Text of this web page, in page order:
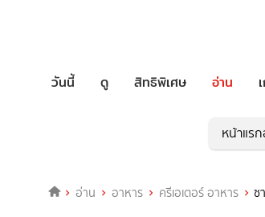
วันนี้ ดู สิทธิพิเศษ อ่าน
หน้าแร
อ่าน อาหาร ครีเอเตอร์ อาหาร ซ